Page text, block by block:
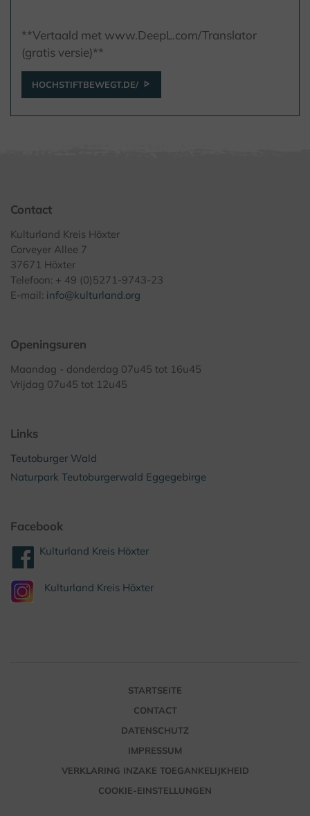
**Vertaald met www.DeepL.com/Translator
(gratis versie)**
HOCHSTIFTBEWEGT.DE/
Contact
Kulturland Kreis Höxter
Corveyer Allee 7
37671 Höxter
Telefoon: + 49 (0)5271-9743-23
E-mail: info@kulturland.org
Openingsuren
Maandag - donderdag 07u45 tot 16u45
Vrijdag 07u45 tot 12u45
Links
Teutoburger Wald
Naturpark Teutoburgerwald Eggegebirge
Facebook
Kulturland Kreis Höxter
Kulturland Kreis Höxter
STARTSEITE
CONTACT
DATENSCHUTZ
IMPRESSUM
VERKLARING INZAKE TOEGANKELIJKHEID
COOKIE-EINSTELLUNGEN